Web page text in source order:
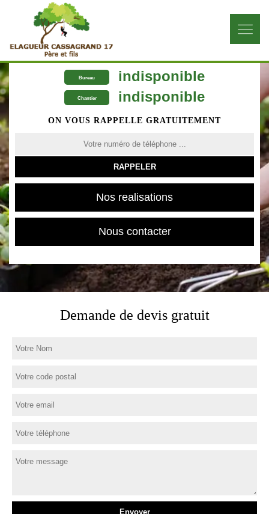
Bureau indisponible
Chantier indisponible
ON VOUS RAPPELLE GRATUITEMENT
Nos realisations
Nous contacter
Demande de devis gratuit